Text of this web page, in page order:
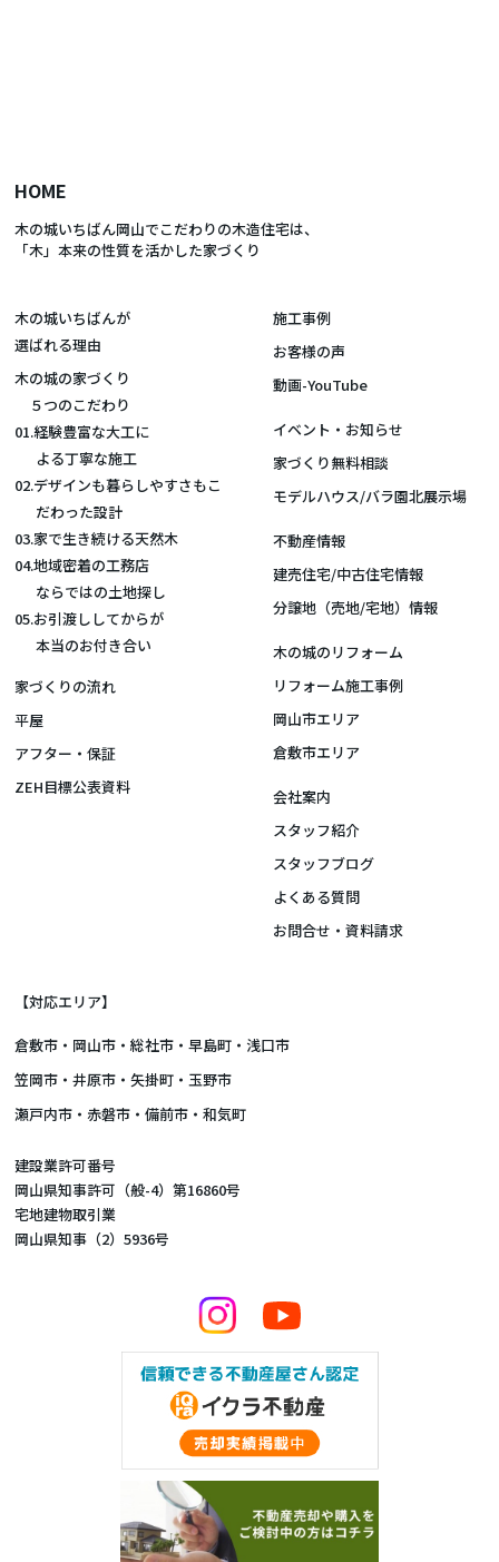
HOME
木の城いちばん岡山でこだわりの木造住宅は、
「木」本来の性質を活かした家づくり
木の城いちばんが
選ばれる理由
木の城の家づくり
５つのこだわり
01.経験豊富な大工に
よる丁寧な施工
02.デザインも暮らしやすさもこ
だわった設計
03.家で生き続ける天然木
04.地域密着の工務店
ならではの土地探し
05.お引渡ししてからが
本当のお付き合い
家づくりの流れ
平屋
アフター・保証
ZEH目標公表資料
施工事例
お客様の声
動画-YouTube
イベント・お知らせ
家づくり無料相談
モデルハウス/バラ園北展示場
不動産情報
建売住宅/中古住宅情報
分譲地（売地/宅地）情報
木の城のリフォーム
リフォーム施工事例
岡山市エリア
倉敷市エリア
会社案内
スタッフ紹介
スタッフブログ
よくある質問
お問合せ・資料請求
【対応エリア】
倉敷市 ・ 岡山市 ・総社市・早島町・浅口市
笠岡市・井原市・矢掛町・玉野市
瀬戸内市・赤磐市・備前市・和気町
建設業許可番号
岡山県知事許可（般-4）第16860号
宅地建物取引業
岡山県知事（2）5936号